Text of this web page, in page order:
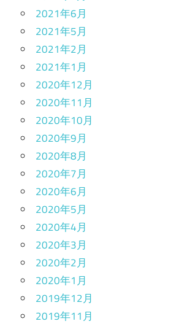
2021年6月
2021年5月
2021年2月
2021年1月
2020年12月
2020年11月
2020年10月
2020年9月
2020年8月
2020年7月
2020年6月
2020年5月
2020年4月
2020年3月
2020年2月
2020年1月
2019年12月
2019年11月